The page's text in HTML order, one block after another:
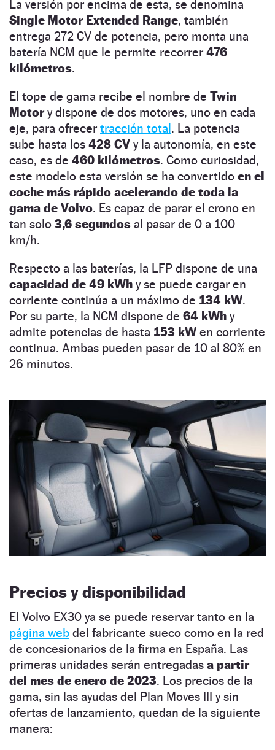
La versión por encima de esta, se denomina
Single Motor Extended Range, también
entrega 272 CV de potencia, pero monta una
batería NCM que le permite recorrer 476
kilómetros.
El tope de gama recibe el nombre de Twin
Motory dispone de dos motores, uno en cada
eje, para ofrecer tracción total. La potencia
sube hasta los 428 CV y la autonomía, en este
caso, es de 460 kilómetros. Como curiosidad,
este modelo esta versión se ha convertido en el
coche más rápido acelerando de toda la
gama de Volvo. Es capaz de parar el crono en
tan solo 3,6 segundos al pasar de 0 a 100
km/h.
Respecto a las baterías, la LFP dispone de una
capacidad de 49 kWh y se puede cargar en
corriente continúa a un máximo de 134 kW.
Por su parte, la NCM dispone de 64 kWh y
admite potencias de hasta 153 kW en corriente
continua. Ambas pueden pasar de 10 al 80% en
26 minutos.
Precios y disponibilidad
El Volvo EX30 ya se puede reservar tanto en la
página web del fabricante sueco como en la red
de concesionarios de la firma en España. Las
primeras unidades serán entregadas a partir
del mes de enero de 2023. Los precios de la
gama, sin las ayudas del Plan Moves III y sin
ofertas de lanzamiento, quedan de la siguiente
manera: